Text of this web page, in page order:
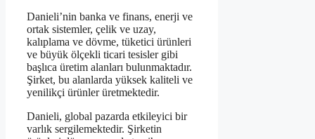
Danieli’nin banka ve finans, enerji ve
ortak sistemler, çelik ve uzay,
kalıplama ve dövme, tüketici ürünleri
ve büyük ölçekli ticari tesisler gibi
başlıca üretim alanları bulunmaktadır.
Şirket, bu alanlarda yüksek kaliteli ve
yenilikçi ürünler üretmektedir.
Danieli, global pazarda etkileyici bir
varlık sergilemektedir. Şirketin